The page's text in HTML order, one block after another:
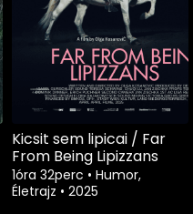
Kicsit sem lipicai / Far
From Being Lipizzans
1óra 32perc • Humor,
Életrajz • 2025